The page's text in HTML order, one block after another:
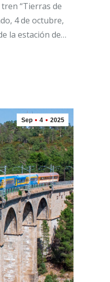
“Tierras de
4 de octubre,
la estación de…
Sep 4 2025